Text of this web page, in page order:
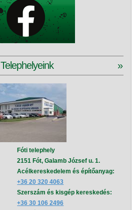
Telephelyeink »
Fóti telephely
2151 Fót, Galamb József u. 1.
Acélkereskedelem és építőanyag:
+36 20 320 4063
Szerszám és kisgép kereskedés:
+36 30 106 2496